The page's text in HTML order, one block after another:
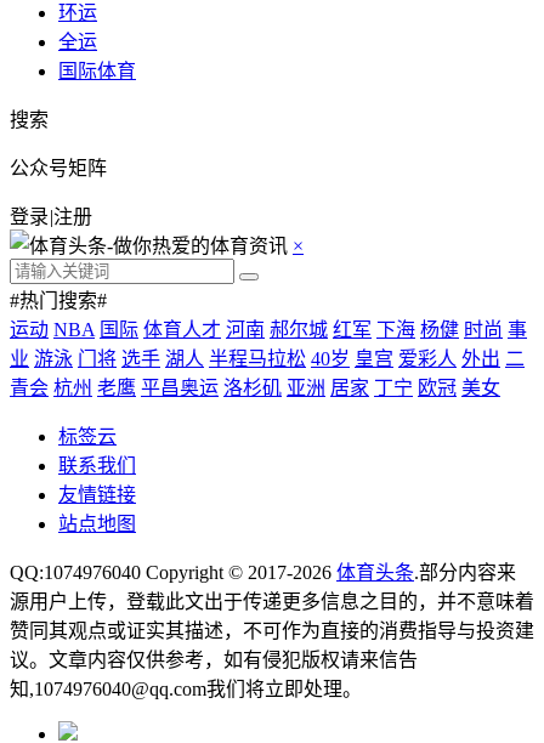
环运
全运
国际体育
搜索
公众号矩阵
登录|注册
×
#热门搜索#
运动 NBA 国际 体育人才 河南 郝尔城 红军 下海 杨健 时尚 事
业 游泳 门将 选手 湖人 半程马拉松 40岁 皇宫 爱彩人 外出 二
青会 杭州 老鹰 平昌奥运 洛杉矶 亚洲 居家 丁宁 欧冠 美女
标签云
联系我们
友情链接
站点地图
QQ:1074976040 Copyright © 2017-2026 体育头条.部分内容来
源用户上传，登载此文出于传递更多信息之目的，并不意味着
赞同其观点或证实其描述，不可作为直接的消费指导与投资建
议。文章内容仅供参考，如有侵犯版权请来信告
知,1074976040@qq.com我们将立即处理。